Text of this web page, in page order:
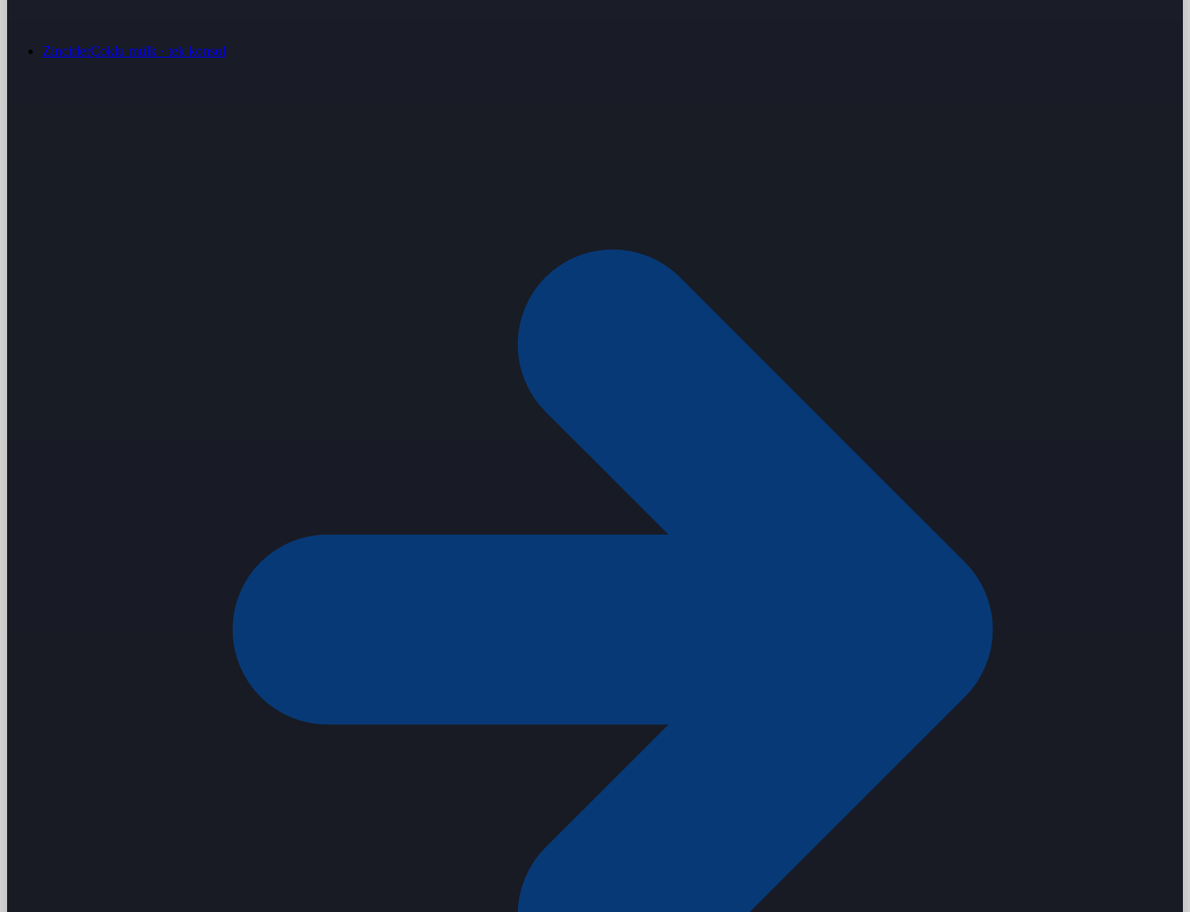
ZincirlerÇoklu mülk · tek konsol